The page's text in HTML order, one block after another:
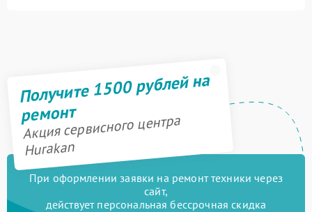
Получите 1500 рублей на
ремонт
Акция сервисного центра
Hurakan
При оформлении заявки на ремонт техники через
сайт,
действует персональная бессрочная скидка